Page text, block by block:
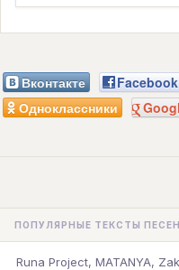
Вконтакте Facebook
Одноклассники
ПОПУЛЯРНЫЕ ТЕКСТЫ ПЕСЕН
Runa Project, MATANYA,